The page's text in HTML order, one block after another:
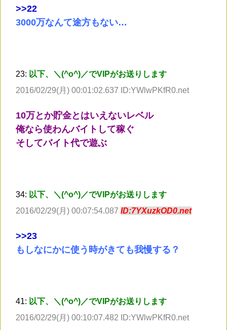
>>22
3000万なんて途方もない…
23: 以下、＼(^o^)／でVIPがお送りします
2016/02/29(月) 00:01:02.637 ID:YWlwPKfR0.net
10万とか貯金とはいえないレベル
俺なら使わんバイトして稼ぐ
そしてバイト代で遊ぶ
34: 以下、＼(^o^)／でVIPがお送りします
2016/02/29(月) 00:07:54.087 ID:7YXuzkOD0.net
>>23
もしなにかに使う時がきても我慢する？
41: 以下、＼(^o^)／でVIPがお送りします
2016/02/29(月) 00:10:07.482 ID:YWlwPKfR0.net